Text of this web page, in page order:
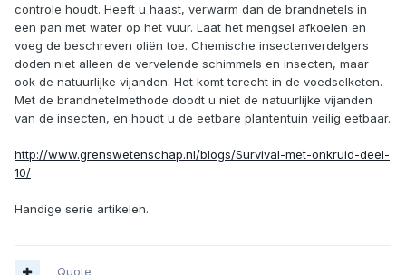
controle houdt. Heeft u haast, verwarm dan de brandnetels in
een pan met water op het vuur. Laat het mengsel afkoelen en
voeg de beschreven oliën toe. Chemische insectenverdelgers
doden niet alleen de vervelende schimmels en insecten, maar
ook de natuurlijke vijanden. Het komt terecht in de voedselketen.
Met de brandnetelmethode doodt u niet de natuurlijke vijanden
van de insecten, en houdt u de eetbare plantentuin veilig eetbaar.
http://www.grenswetenschap.nl/blogs/Survival-met-onkruid-deel-
10/
Handige serie artikelen.
Quote